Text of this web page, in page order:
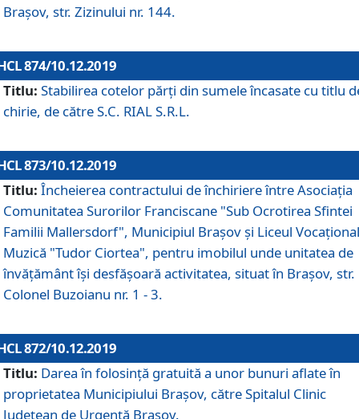
Braşov, str. Zizinului nr. 144.
874/10.12.2019
Titlu: Stabilirea cotelor părți din sumele încasate cu titlu
chirie, de către S.C. RIAL S.R.L.
873/10.12.2019
Titlu: Încheierea contractului de închiriere între Asociația
Comunitatea Surorilor Franciscane "Sub Ocrotirea Sfintei
Familii Mallersdorf", Municipiul Braşov şi Liceul
Muzică "Tudor Ciortea", pentru imobilul unde unitatea de
învățământ îşi desfăşoară activitatea, situat în Braşov, str.
Colonel Buzoianu nr. 1 - 3.
872/10.12.2019
Titlu: Darea în folosinţă gratuită a unor bunuri aflate în
proprietatea Municipiului Braşov, către Spitalul Clinic
Judeţean de Urgenţă Braşov.